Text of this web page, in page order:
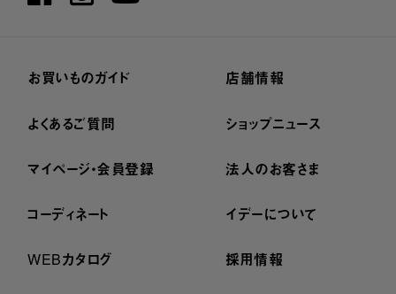
お買いものガイド
よくあるご質問
マイページ・会員登録
コーディネート
WEBカタログ
店舗情報
ショップニュース
法人のお客さま
イデーについて
採用情報